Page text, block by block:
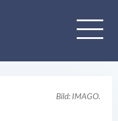
Bild: IMAGO.